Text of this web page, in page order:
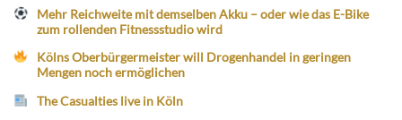
Mehr Reichweite mit demselben Akku – oder wie das E-Bike
zum rollenden Fitnessstudio wird
Kölns Oberbürgermeister will Drogenhandel in geringen
Mengen noch ermöglichen
The Casualties live in Köln